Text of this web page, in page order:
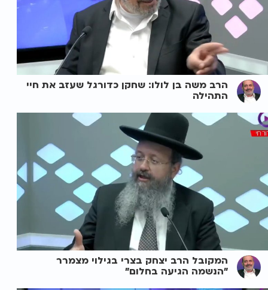
הרב משה בן לולו: שחקן כדורגל שעזב את חיי
התהילה
המקובל הרב יצחק בצרי בגילוי מצמרר
"הנשמה הגיעה בחלום"